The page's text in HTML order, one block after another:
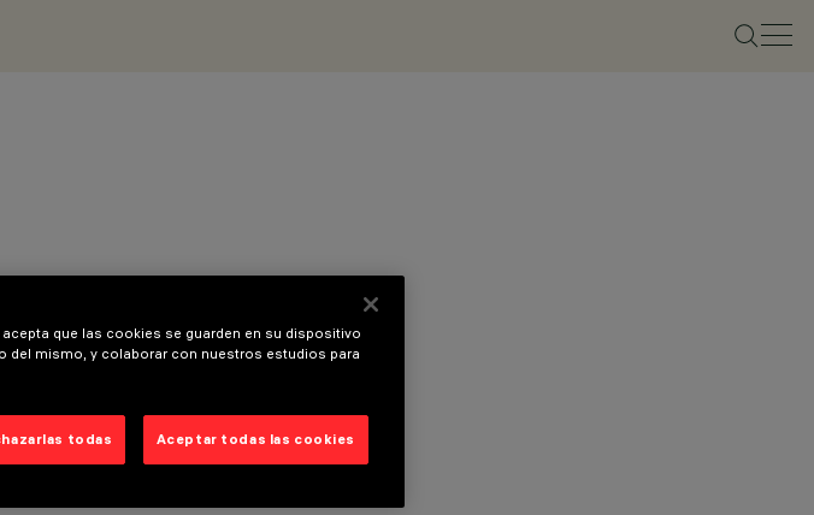
que las cookies se guarden en su dispositivo
del mismo, y colaborar con nuestros estudios para
todas Aceptar todas las cookies